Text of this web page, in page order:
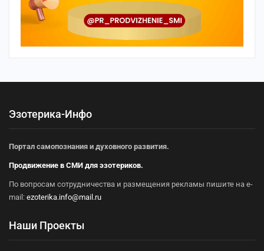
Эзотерика-Инфо
Портал самопознания и духовного развития.
Продвижение в СМИ для эзотериков.
По вопросам сотрудничества и размещения рекламы пишите на e-
mail: ezoterika.info@mail.ru
Наши Проекты